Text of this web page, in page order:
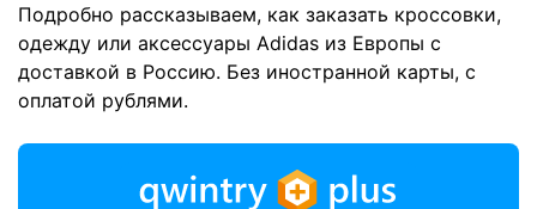
Подробно рассказываем, как заказать кроссовки,
одежду или аксессуары Adidas из Европы с
доставкой в Россию. Без иностранной карты, с
оплатой рублями.